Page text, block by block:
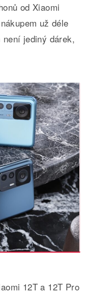
od Xiaomi
už déle
jediný dárek,
12T a 12T Pro